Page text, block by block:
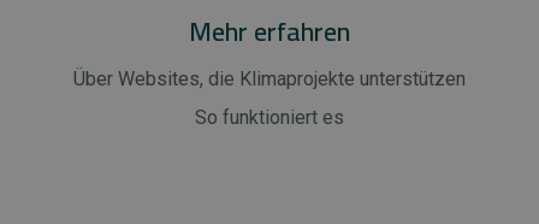
Mehr erfahren
Über Websites, die Klimaprojekte unterstützen
So funktioniert es